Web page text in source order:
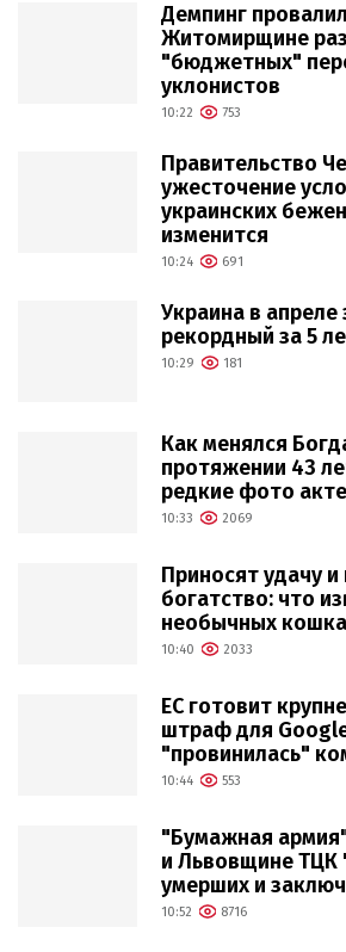
Демпинг
Житомирщине
"бюджетных"
уклонистов
10:22 753
Правительство
ужесточение
украинских
изменится
10:24 691
Украина в апреле
рекордный за 5
10:29 181
Как менялся
протяжении 43
редкие фото
10:33 2069
Приносят удачу
богатство: что
необычных
10:40 2033
ЕС готовит
штраф для
"провинилась"
10:44 553
"Бумажная
и Львовщине ТЦК
умерших и
10:52 8716